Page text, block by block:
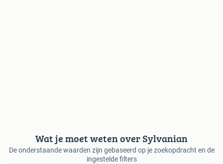
Wat je moet weten over Sylvanian
De onderstaande waarden zijn gebaseerd op je zoekopdracht en de
ingestelde filters